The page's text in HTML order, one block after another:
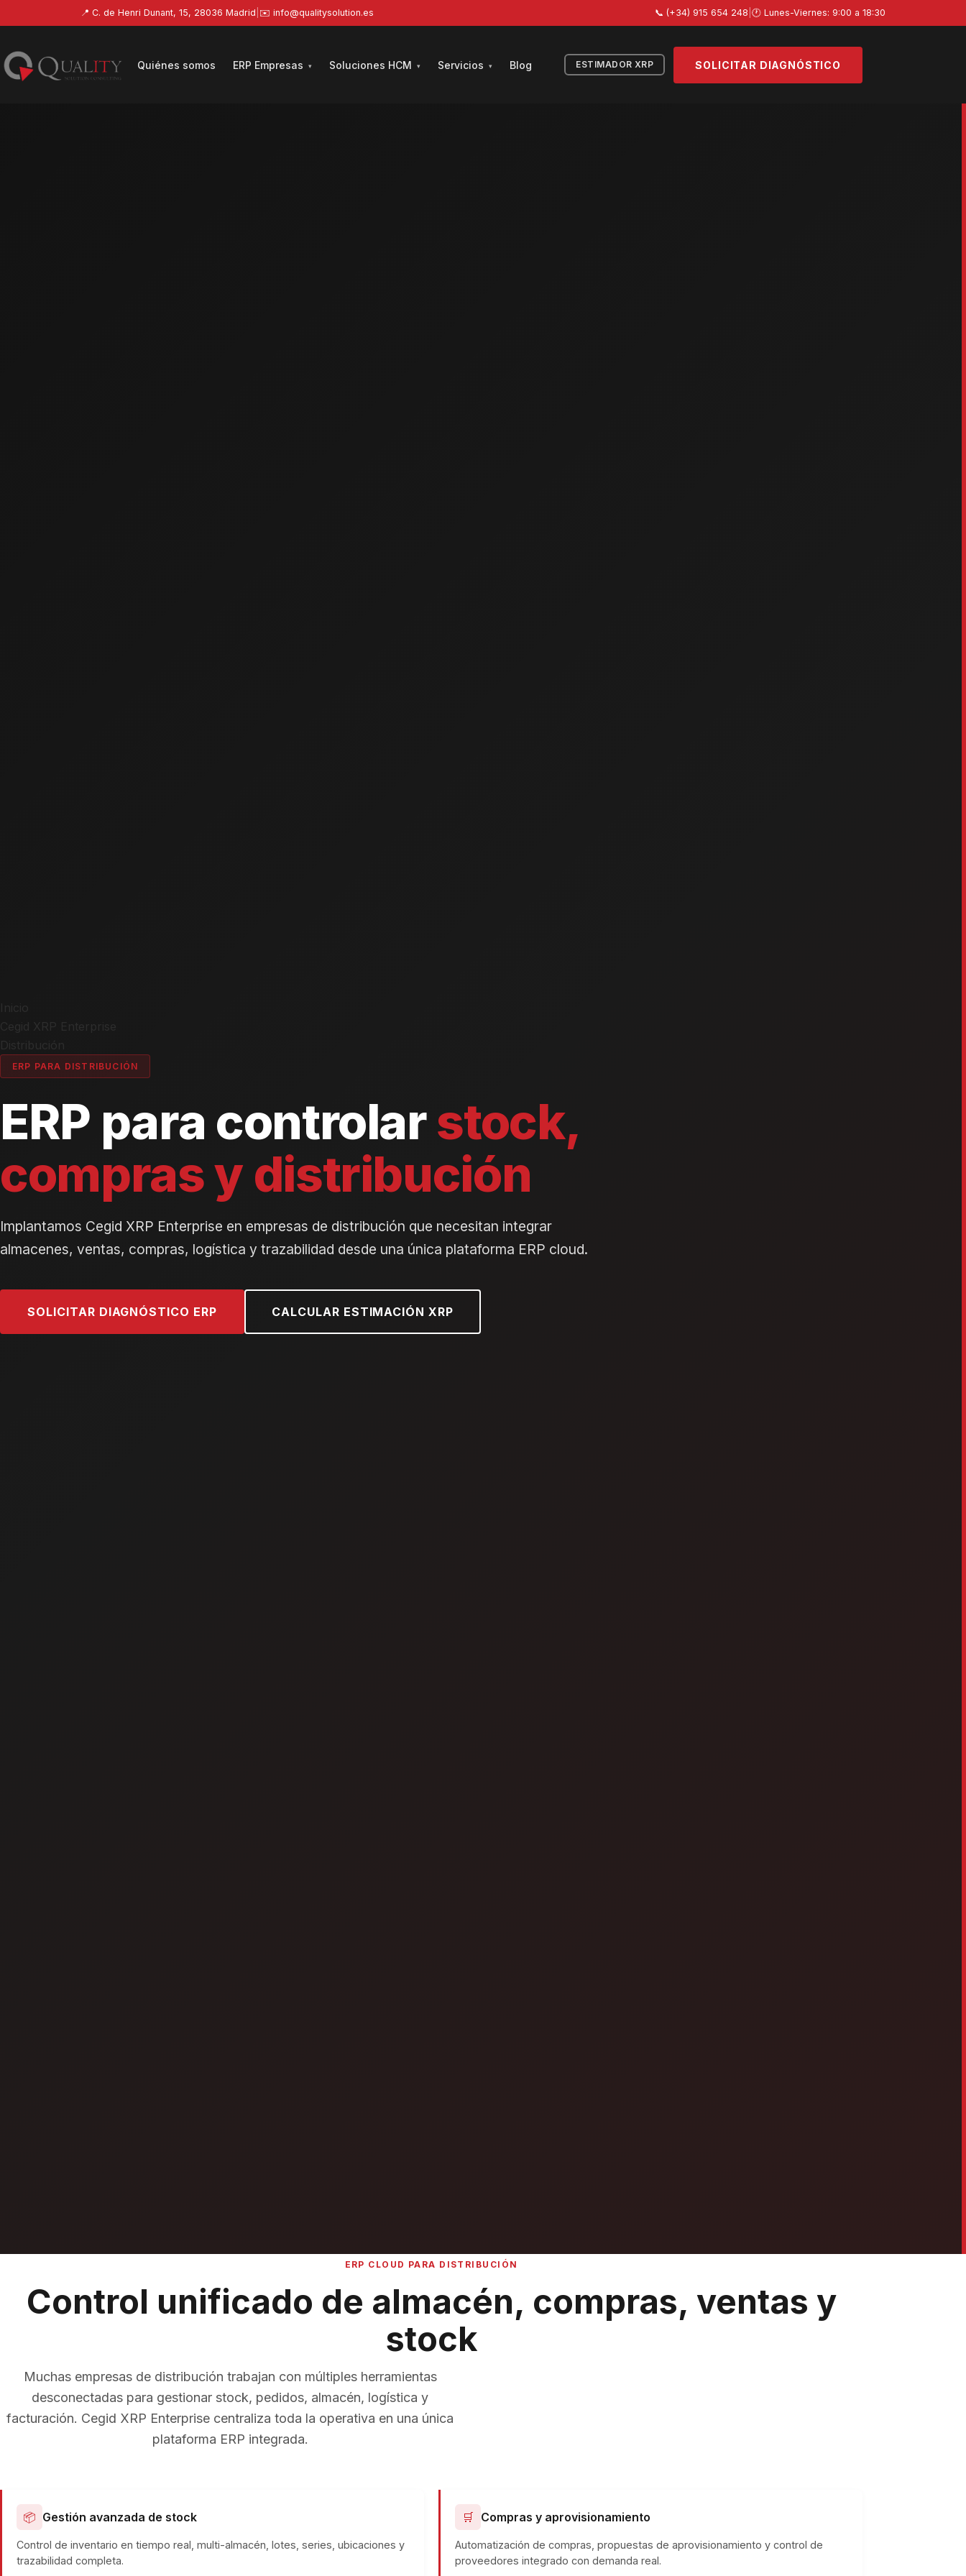
📍 C. de Henri Dunant, 15, 28036 Madrid ✉️ info@qualitysolution.es 📞 (+34) 915 654 248 🕐 Lunes-Viernes: 9:00 a 18:30
Quiénes somos ERP Empresas ▾ Soluciones HCM ▾ Servicios ▾ Blog ESTIMADOR XRP SOLICITAR DIAGNÓSTICO
ERP PARA DISTRIBUCIÓN
ERP para controlarstock,
compras y distribución
Implantamos Cegid XRP Enterprise en empresas de distribución que necesitan integrar
almacenes, ventas, compras, logística y trazabilidad desde una única plataforma ERP cloud.
SOLICITAR DIAGNÓSTICO ERP CALCULAR ESTIMACIÓN XRP
ERP CLOUD PARA DISTRIBUCIÓN
Control unificado de almacén, compras, ventas y
stock
Muchas empresas de distribución trabajan con múltiples herramientas
desconectadas para gestionar stock, pedidos, almacén, logística y
facturación. Cegid XRP Enterprise centraliza toda la operativa en una única
plataforma ERP integrada.
📦 Gestión avanzada de stock
Control de inventario en tiempo real, multi-almacén, lotes, series, ubicaciones y
trazabilidad completa.
🛒 Compras y aprovisionamiento
Automatización de compras, propuestas de aprovisionamiento y control de
proveedores integrado con demanda real.